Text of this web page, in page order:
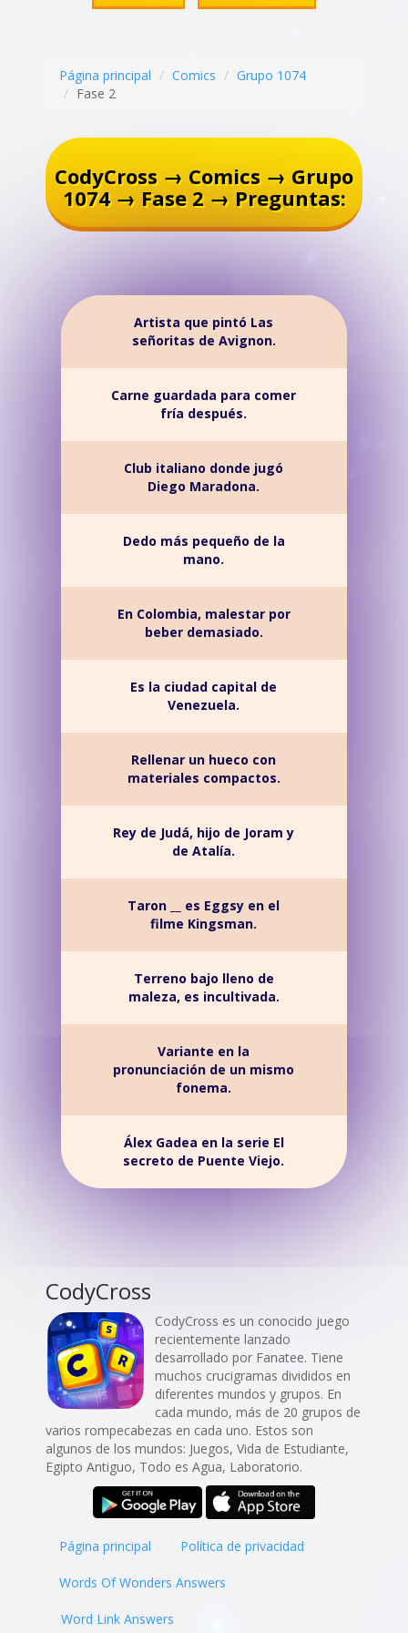
Página principal Comics
Grupo 1074
Fase 2
CodyCross → Comics → Grupo
1074 → Fase 2 → Preguntas:
Artista que pintó Las
señoritas de Avignon.
Carne guardada para comer
fría después.
Club italiano donde jugó
Diego Maradona.
Dedo más pequeño de la
mano.
En Colombia, malestar por
beber demasiado.
Es la ciudad capital de
Venezuela.
Rellenar un hueco con
materiales compactos.
Rey de Judá, hijo de Joram y
de Atalía.
Taron __ es Eggsy en el
filme Kingsman.
Terreno bajo lleno de
maleza, es incultivada.
Variante en la
pronunciación de un mismo
fonema.
Álex Gadea en la serie El
secreto de Puente Viejo.
CodyCross
CodyCross es un conocido juego
recientemente lanzado
desarrollado por Fanatee. Tiene
muchos crucigramas divididos en
diferentes mundos y grupos. En
cada mundo, más de 20 grupos de
varios rompecabezas en cada uno. Estos son
algunos de los mundos: Juegos, Vida de Estudiante,
Egipto Antiguo, Todo es Agua, Laboratorio.
Página principal Política de privacidad
Words Of Wonders Answers
Word Link Answers